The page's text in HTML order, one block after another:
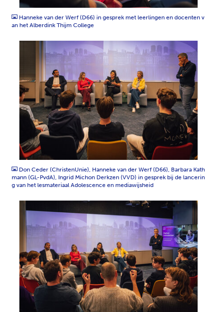
Hanneke van der Werf (D66) in gesprek met leerlingen en docenten v
an het Alberdink Thijm College
JPG
Don Ceder (ChristenUnie), Hanneke van der Werf (D66), Barbara Kath
mann (GL-PvdA), Ingrid Michon Derkzen (VVD) in gesprek bij de lancerin
g van het lesmateriaal Adolescence en mediawijsheid